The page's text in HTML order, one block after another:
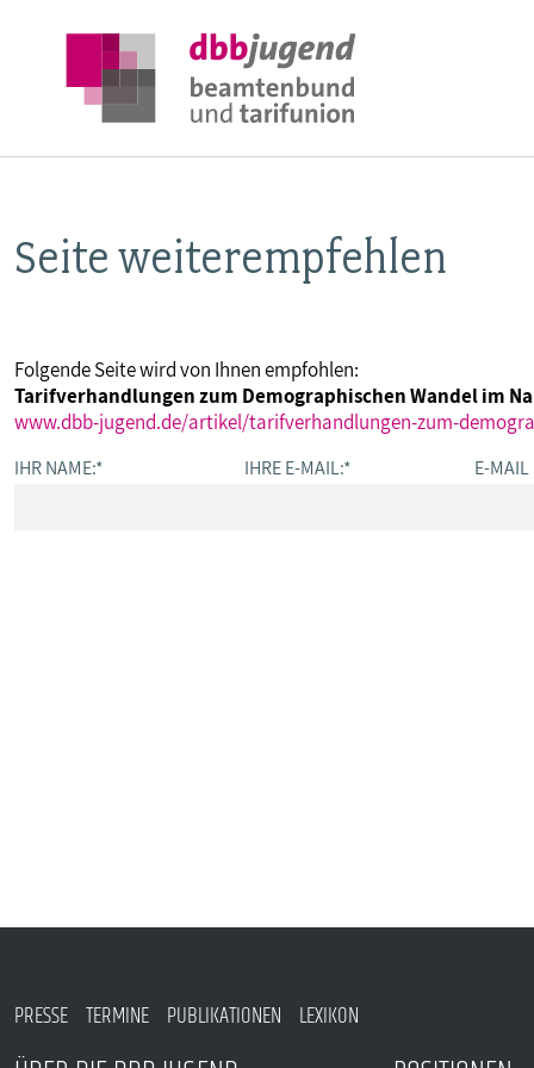
ÜBER DIE DBB JUGEND
AUSBILDUNGSINFORMATIONEN
Seite weiterempfehlen
Folgende Seite wird von Ihnen empfohlen:
Tarifverhandlungen zum Demographischen Wandel im
www.dbb-jugend.de/artikel/tarifverhandlungen-zum-
IHR NAME:* IHRE E-MAIL:* E-MAIL
PRESSE TERMINE PUBLIKATIONEN LEXIKON